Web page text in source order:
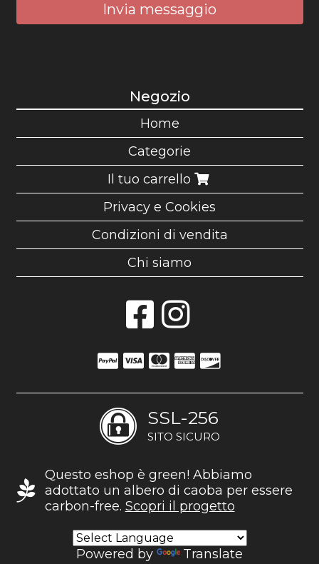
Invia messaggio
Negozio
Home
Categorie
Il tuo carrello
Privacy e Cookies
Condizioni di vendita
Chi siamo
SSL-256
SITO SICURO
Questo eshop è green! Abbiamo
adottato un albero di caoba per essere
carbon-free. Scopri il progetto
Powered by Translate